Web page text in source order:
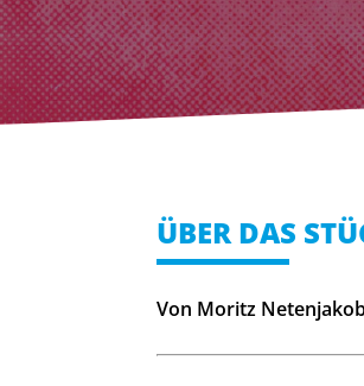
ÜBER DAS
Von Moritz